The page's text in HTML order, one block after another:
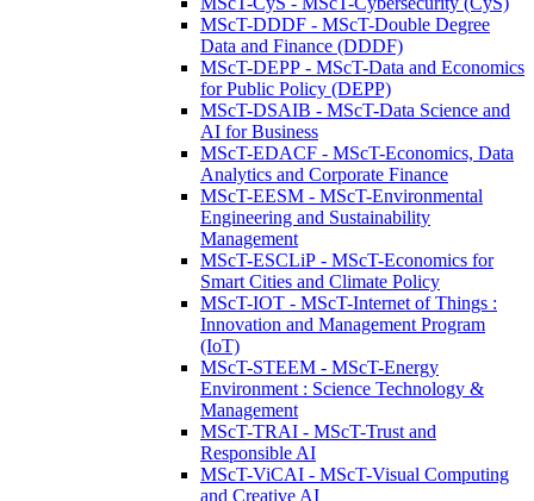
MScT-DDDF - MScT-Double Degree
Data and Finance (DDDF)
MScT-DEPP - MScT-Data and Economics
for Public Policy (DEPP)
MScT-DSAIB - MScT-Data Science and
AI for Business
MScT-EDACF - MScT-Economics, Data
Analytics and Corporate Finance
MScT-EESM - MScT-Environmental
Engineering and Sustainability
Management
MScT-ESCLiP - MScT-Economics for
Smart Cities and Climate Policy
MScT-IOT - MScT-Internet of Things :
Innovation and Management Program
(IoT)
MScT-STEEM - MScT-Energy
Environment : Science Technology &
Management
MScT-TRAI - MScT-Trust and
Responsible AI
MScT-ViCAI - MScT-Visual Computing
and Creative AI